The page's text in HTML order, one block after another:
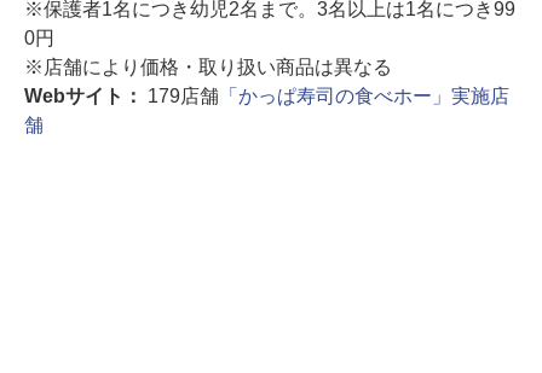
※保護者1名につき幼児2名まで。3名以上は1名につき99
0円
※店舗により価格・取り扱い商品は異なる
Webサイト： 179店舗「かっぱ寿司の食べホー」実施店
舗